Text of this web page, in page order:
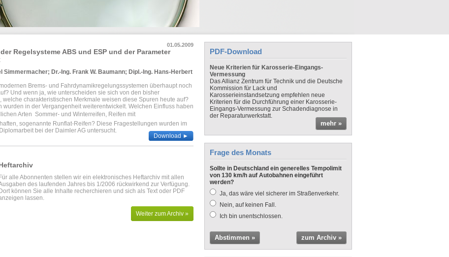
01.05.2009
Regelsysteme ABS und ESP und der Parameter
Simmermacher; Dr.-Ing. Frank W. Baumann; Dipl.-Ing. Hans-Herbert
Brems- und Fahrdynamikregelungssystemen überhaupt noch
Und wenn ja, wie unterscheiden sie sich von den bisher
welche charakteristischen Merkmale weisen diese Spuren heute auf?
wurden in der Vergangenheit weiterentwickelt. Welchen Einfluss haben
Arten  Sommer- und Winterreifen, Reifen mit
sogenannte Runflat-Reifen? Diese Fragestellungen wurden im
bei der Daimler AG untersucht.
Download ►
Für alle Abonnenten stellen wir ein elektronisches Heftarchiv mit allen
des laufenden Jahres bis 1/2006 rückwirkend zur Verfügung.
Dort können Sie alle Inhalte recherchieren und sich als Text oder PDF
lassen.
Weiter zum Archiv »
PDF-Download
Neue Kriterien für Karosserie-Eingangs-
Vermessung
Das Allianz Zentrum für Technik und die Deutsche
Kommission für Lack und
Karosserieinstandsetzung empfehlen neue
Kriterien für die Durchführung einer Karosserie-
Eingangs-Vermessung zur Schadendiagnose in
der Reparaturwerkstatt.
mehr »
Frage des Monats
Sollte in Deutschland ein generelles Tempolimit
von 130 km/h auf Autobahnen eingeführt
werden?
Ja, das wäre viel sicherer im Straßenverkehr.
Nein, auf keinen Fall.
Ich bin unentschlossen.
Abstimmen » zum Archiv »